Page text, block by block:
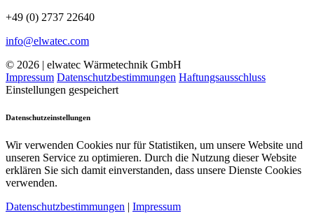
+49 (0) 2737 22640
info@elwatec.com
© 2026 | elwatec Wärmetechnik GmbH
Impressum Datenschutzbestimmungen Haftungsausschluss
Einstellungen gespeichert
Datenschutzeinstellungen
Wir verwenden Cookies nur für Statistiken, um unsere Website und
unseren Service zu optimieren. Durch die Nutzung dieser Website
erklären Sie sich damit einverstanden, dass unsere Dienste Cookies
verwenden.
Datenschutzbestimmungen | Impressum